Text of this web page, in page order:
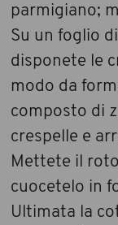
parmigiano;
Su un foglio
disponete le
modo da
composto di
crespelle e
Mettete il
cuocetelo in
Ultimata la